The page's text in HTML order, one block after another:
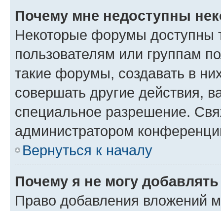
Почему мне недоступны
Некоторые форумы доступны
пользователям или группам
такие форумы, создавать в
совершать другие действия,
специальное разрешение.
администратором
Вернуться к началу
Почему я не могу
Право добавления вложений